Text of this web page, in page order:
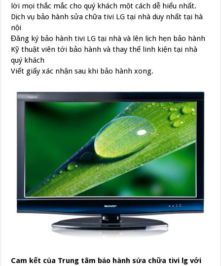
lời mọi thắc mắc cho quý khách một cách dễ hiểu nhất.
Dịch vụ bảo hành sửa chữa tivi LG tại nhà duy nhất tại hà
nội
Đăng ký bảo hành tivi LG tại nhà và lên lịch hẹn bảo hành
Kỹ thuật viên tới bảo hành và thay thế linh kiện tại nhà
quý khách
Viết giấy xác nhận sau khi bảo hành xong.
Cam kết của Trung tâm bảo hành sửa chữa tivi lg với